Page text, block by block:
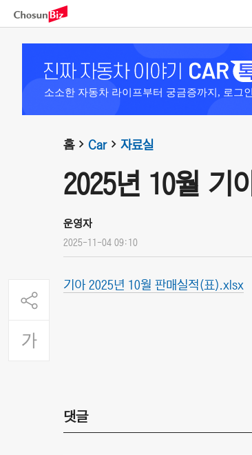
소소한 자동차 라이프부터 궁금증까지, 로그
홈 Car 자료실
2025년 10월 기
운영자
2025-11-04 09:10
기아 2025년 10월 판매실적(표).xlsx
댓글